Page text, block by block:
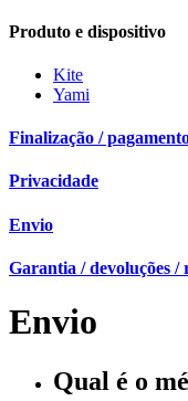
Produto e dispositivo
Kite
Yami
Finalização /
Privacidade
Envio
Garantia / devoluções /
Envio
Qual é o